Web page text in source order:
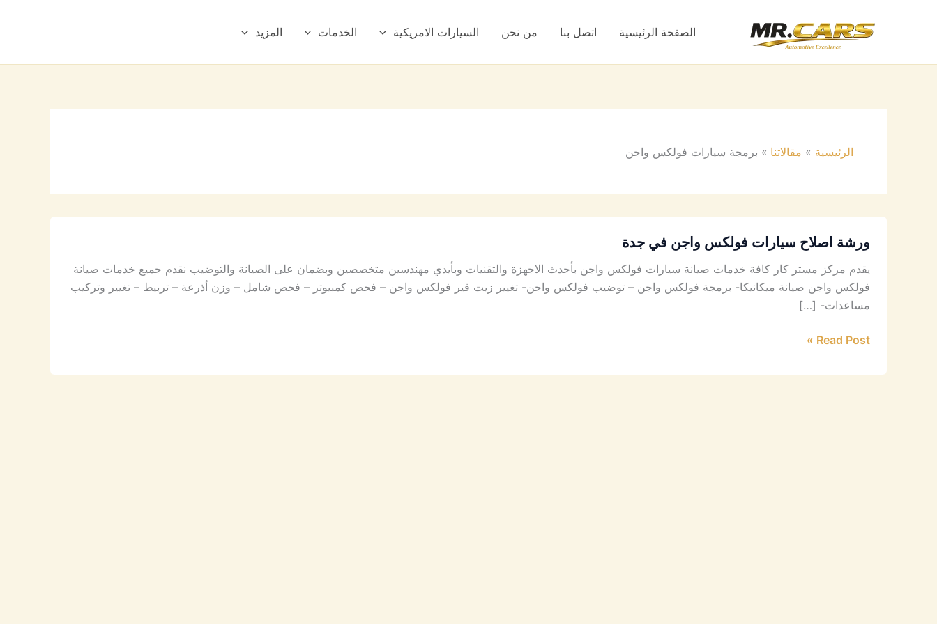
الصفحة الرئيسية اتصل بنا من نحن السيارات الامريكية الخدمات المزيد
الرئيسية مقالاتنا برمجة سيارات فولكس واجن
ورشة اصلاح سيارات فولكس واجن في جدة
يقدم مركز مستر كار كافة خدمات صيانة سيارات فولكس واجن بأحدث الاجهزة والتقنيات وبأيدي مهندسين متخصصين وبضمان على الصيانة والتوضيب نقدم جميع خدمات صيانة
فولكس واجن صيانة ميكانيكا- برمجة فولكس واجن – توضيب فولكس واجن- تغيير زيت قير فولكس واجن – فحص كمبيوتر – فحص شامل – وزن أذرعة – تربيط – تغيير وتركيب
مساعدات- […]
Read Post »